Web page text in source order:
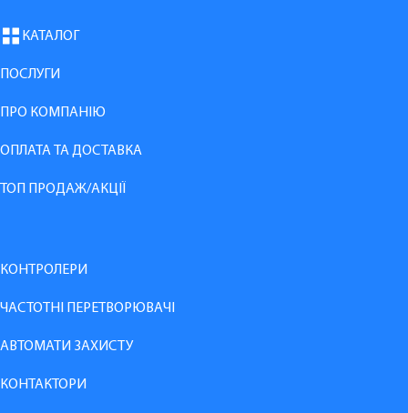
КАТАЛОГ
ПОСЛУГИ
ПРО КОМПАНІЮ
ОПЛАТА ТА ДОСТАВКА
ТОП ПРОДАЖ/АКЦІЇ
КОНТРОЛЕРИ
ЧАСТОТНІ ПЕРЕТВОРЮВАЧІ
АВТОМАТИ ЗАХИСТУ
КОНТАКТОРИ